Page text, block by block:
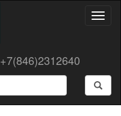
+7(846)2312640